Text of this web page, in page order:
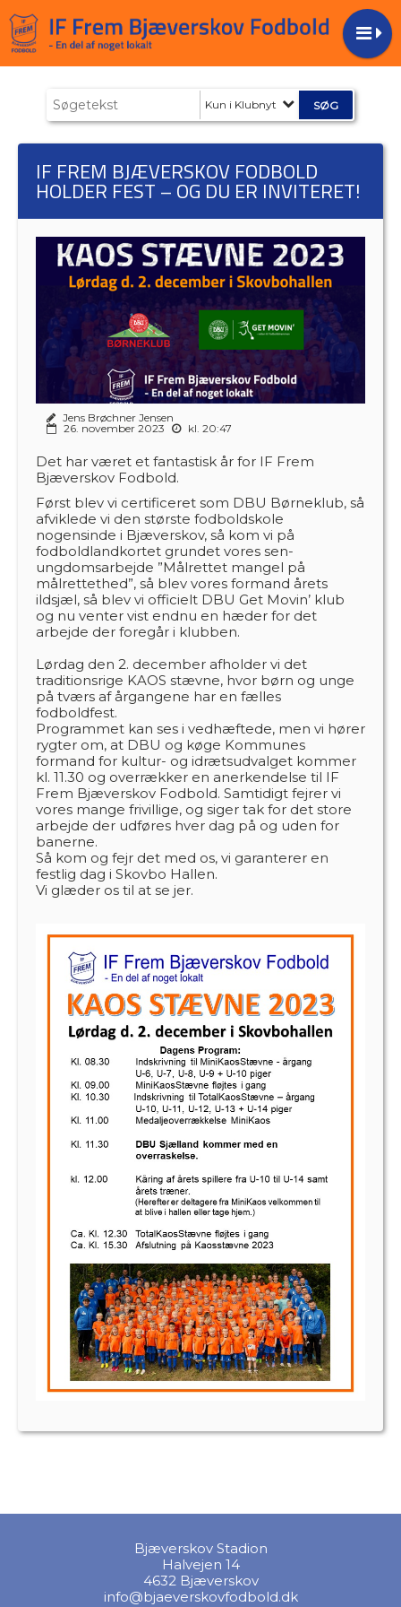
Kun i Klubnyt
IF FREM BJÆVERSKOV FODBOLD
HOLDER FEST – OG DU ER INVITERET!
Jens Brøchner Jensen
26. november 2023
kl. 20:47
Det har været et fantastisk år for IF Frem
Bjæverskov Fodbold.
Først blev vi certificeret som DBU Børneklub, så
afviklede vi den største fodboldskole
nogensinde i Bjæverskov, så kom vi på
fodboldlandkortet grundet vores sen-
ungdomsarbejde ”Målrettet mangel på
målrettethed”, så blev vores formand årets
ildsjæl, så blev vi officielt DBU Get Movin’ klub
og nu venter vist endnu en hæder for det
arbejde der foregår i klubben.
Lørdag den 2. december afholder vi det
traditionsrige KAOS stævne, hvor børn og unge
på tværs af årgangene har en fælles
fodboldfest.
Programmet kan ses i vedhæftede, men vi hører
rygter om, at DBU og køge Kommunes
formand for kultur- og idrætsudvalget kommer
kl. 11.30 og overrækker en anerkendelse til IF
Frem Bjæverskov Fodbold. Samtidigt fejrer vi
vores mange frivillige, og siger tak for det store
arbejde der udføres hver dag på og uden for
banerne.
Så kom og fejr det med os, vi garanterer en
festlig dag i Skovbo Hallen.
Vi glæder os til at se jer.
Bjæverskov Stadion
Halvejen 14
4632 Bjæverskov
info@bjaeverskovfodbold.dk